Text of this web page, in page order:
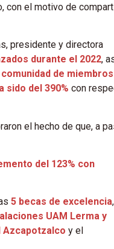
con el motivo de
presidente y directora
durante el 2022,
de miembros
sido del 390% con
el hecho de que, a
del 123% con
5 becas de excelencia
UAM Lerma y
Azcapotzalco y el